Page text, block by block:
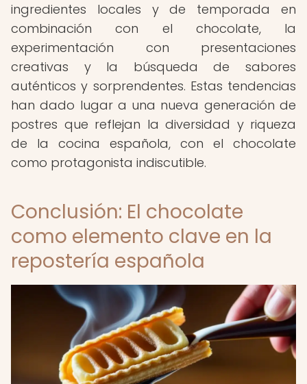
ingredientes locales y de temporada en
combinación con el chocolate, la
experimentación con presentaciones
creativas y la búsqueda de sabores
auténticos y sorprendentes. Estas tendencias
han dado lugar a una nueva generación de
postres que reflejan la diversidad y riqueza
de la cocina española, con el chocolate
como protagonista indiscutible.
Conclusión: El chocolate
como elemento clave en la
repostería española